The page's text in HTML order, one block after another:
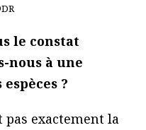
le constat
nous à une
?
pas exactement la